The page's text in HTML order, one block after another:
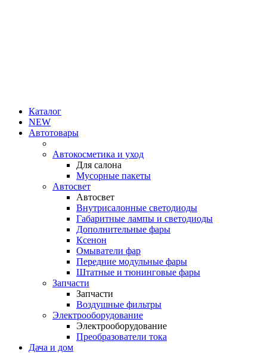
Каталог
NEW
Автотовары
Автокосметика и уход
Для салона
Мусорные пакеты
Автосвет
Автосвет
Внутрисалонные светодиоды
Габаритные лампы и светодиоды
Дополнительные фары
Ксенон
Омыватели фар
Передние модульные фары
Штатные и тюнинговые фары
Запчасти
Запчасти
Воздушные фильтры
Электрооборудование
Электрооборудование
Преобразователи тока
Дача и дом